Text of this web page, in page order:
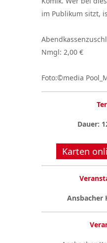
im Publikum sitzt,
Nmgl: 2,00 €
Foto:©media
Dauer:
Karten
Ansbacher